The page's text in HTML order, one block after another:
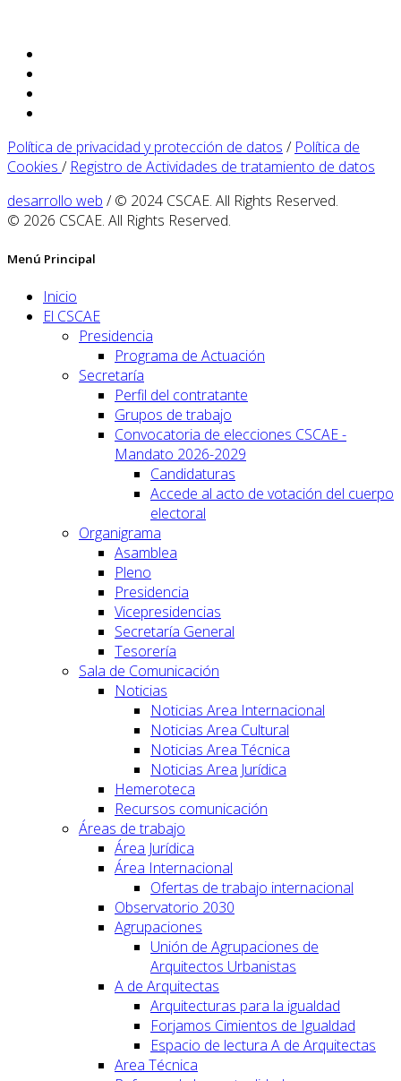
Política de privacidad y protección de datos / Política de
Cookies / Registro de Actividades de tratamiento de datos
desarrollo web / © 2024 CSCAE. All Rights Reserved.
© 2026 CSCAE. All Rights Reserved.
Menú Principal
Inicio
El CSCAE
Presidencia
Programa de Actuación
Secretaría
Perfil del contratante
Grupos de trabajo
Convocatoria de elecciones CSCAE -
Mandato 2026-2029
Candidaturas
Accede al acto de votación del cuerpo
electoral
Organigrama
Asamblea
Pleno
Presidencia
Vicepresidencias
Secretaría General
Tesorería
Sala de Comunicación
Noticias
Noticias Area Internacional
Noticias Area Cultural
Noticias Area Técnica
Noticias Area Jurídica
Hemeroteca
Recursos comunicación
Áreas de trabajo
Área Jurídica
Área Internacional
Ofertas de trabajo internacional
Observatorio 2030
Agrupaciones
Unión de Agrupaciones de
Arquitectos Urbanistas
A de Arquitectas
Arquitecturas para la igualdad
Forjamos Cimientos de Igualdad
Espacio de lectura A de Arquitectas
Area Técnica